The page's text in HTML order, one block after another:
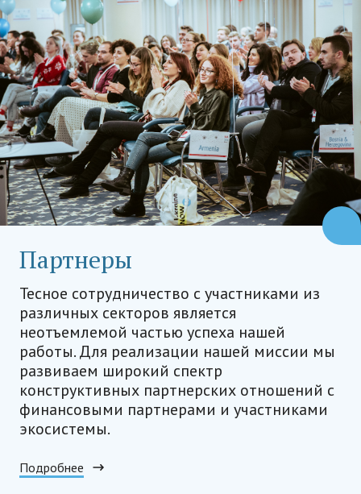
Партнеры
Тесное сотрудничество с участниками из
различных секторов является
неотъемлемой частью успеха нашей
работы. Для реализации нашей миссии мы
развиваем широкий спектр
конструктивных партнерских отношений с
финансовыми партнерами и участниками
экосистемы.
Подробнее